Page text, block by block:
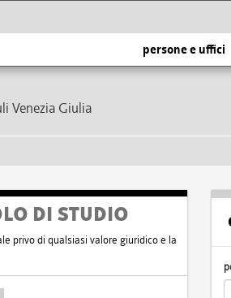
persone e uffici
Venezia Giulia
DI STUDIO
privo di qualsiasi valore giuridico e la